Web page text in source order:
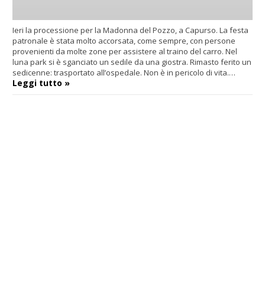
Ieri la processione per la Madonna del Pozzo, a Capurso. La festa
patronale è stata molto accorsata, come sempre, con persone
provenienti da molte zone per assistere al traino del carro. Nel
luna park si è sganciato un sedile da una giostra. Rimasto ferito un
sedicenne: trasportato all’ospedale. Non è in pericolo di vita.…
Leggi tutto »